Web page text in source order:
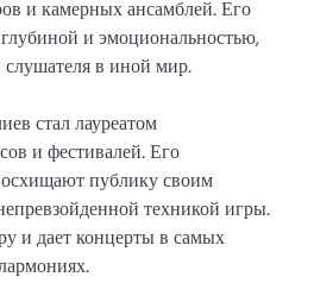
и камерных ансамблей. Его
и эмоциональностью,
слушателя в иной мир.
стал лауреатом
и фестивалей. Его
публику своим
техникой игры.
и дает концерты в самых